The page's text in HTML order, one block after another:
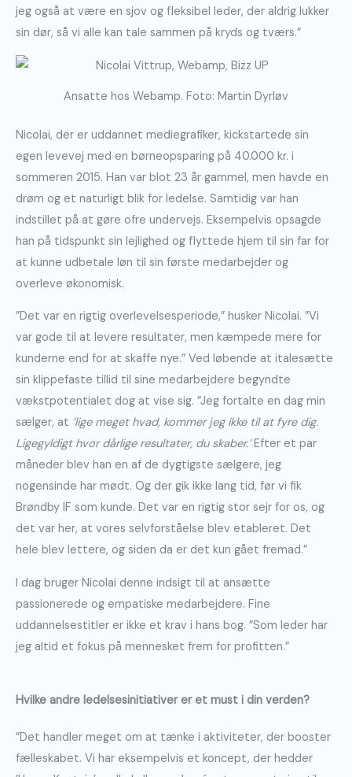
jeg også at være en sjov og fleksibel leder, der aldrig lukker
sin dør, så vi alle kan tale sammen på kryds og tværs.”
Ansatte hos Webamp. Foto: Martin Dyrløv
Nicolai, der er uddannet mediegrafiker, kickstartede sin
egen levevej med en børneopsparing på 40.000 kr. i
sommeren 2015. Han var blot 23 år gammel, men havde en
drøm og et naturligt blik for ledelse. Samtidig var han
indstillet på at gøre ofre undervejs. Eksempelvis opsagde
han på tidspunkt sin lejlighed og flyttede hjem til sin far for
at kunne udbetale løn til sin første medarbejder og
overleve økonomisk.
”Det var en rigtig overlevelsesperiode,” husker Nicolai. ”Vi
var gode til at levere resultater, men kæmpede mere for
kunderne end for at skaffe nye.” Ved løbende at italesætte
sin klippefaste tillid til sine medarbejdere begyndte
vækstpotentialet dog at vise sig. ”Jeg fortalte en dag min
sælger, at ’lige meget hvad, kommer jeg ikke til at fyre dig.
Ligegyldigt hvor dårlige resultater, du skaber.’Efter et par
måneder blev han en af de dygtigste sælgere, jeg
nogensinde har mødt. Og der gik ikke lang tid, før vi fik
Brøndby IF som kunde. Det var en rigtig stor sejr for os, og
det var her, at vores selvforståelse blev etableret. Det
hele blev lettere, og siden da er det kun gået fremad.”
I dag bruger Nicolai denne indsigt til at ansætte
passionerede og empatiske medarbejdere. Fine
uddannelsestitler er ikke et krav i hans bog. ”Som leder har
jeg altid et fokus på mennesket frem for profitten.”
Hvilke andre ledelsesinitiativer er et must i din verden?
”Det handler meget om at tænke i aktiviteter, der booster
fælleskabet. Vi har eksempelvis et koncept, der hedder